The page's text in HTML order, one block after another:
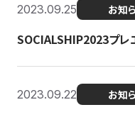
2023.09.25 お知
SOCIALSHIP2023プレ
2023.09.22 お知